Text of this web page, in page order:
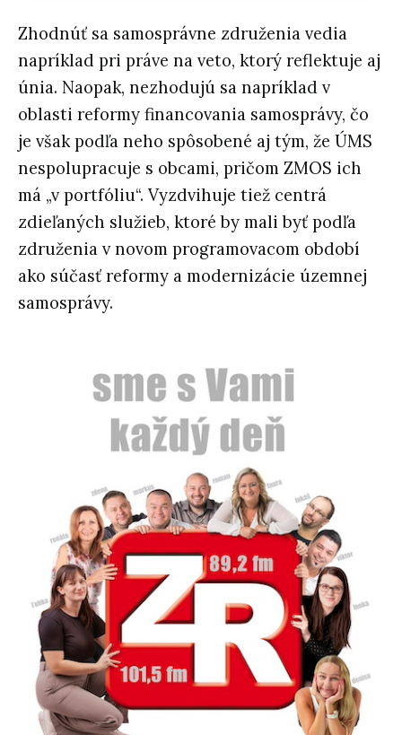
Zhodnúť sa samosprávne združenia vedia
napríklad pri práve na veto, ktorý reflektuje aj
únia. Naopak, nezhodujú sa napríklad v
oblasti reformy financovania samosprávy, čo
je však podľa neho spôsobené aj tým, že ÚMS
nespolupracuje s obcami, pričom ZMOS ich
má „v portfóliu“. Vyzdvihuje tiež centrá
zdieľaných služieb, ktoré by mali byť podľa
združenia v novom programovacom období
ako súčasť reformy a modernizácie územnej
samosprávy.